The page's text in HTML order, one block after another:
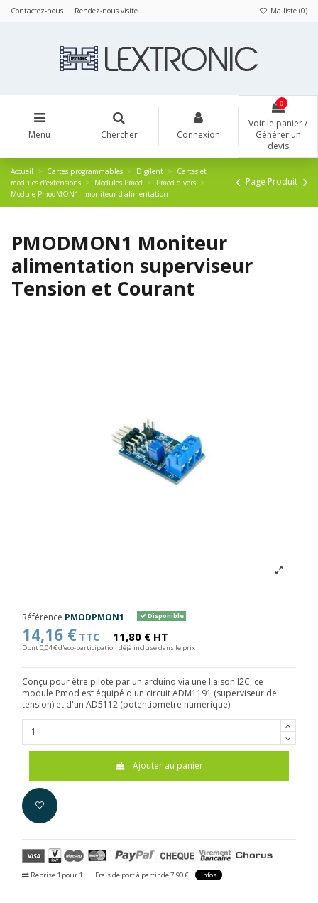
Contactez-nous Rendez-nous visite Ma liste (0)
Menu Chercher Connexion
0
Voir le panier /
Générer un
devis
Accueil Cartes programmables Digilent
Cartes et
modules d'extensions
Modules Pmod
Pmod divers
Module PmodMON1 - moniteur d'alimentation
Page Produit
PMODMON1 Moniteur
alimentation superviseur
Tension et Courant
Référence PMODPMON1 Disponible
14,16 € TTC 11,80 € HT
Dont 0,04 € d'eco-participation déjà incluse dans le prix
Conçu pour être piloté par un arduino via une liaison I2C, ce
module Pmod est équipé d'un circuit ADM1191 (superviseur de
tension) et d'un AD5112 (potentiomètre numérique).
Ajouter au panier
Reprise 1 pour 1 Frais de port à partir de 7.90 € infos
Panneau de gestion des cookies